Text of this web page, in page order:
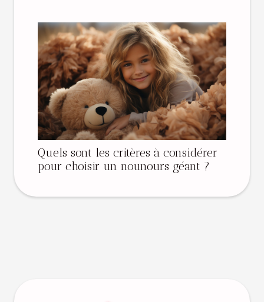
Quels sont les critères à considérer
pour choisir un nounours géant ?